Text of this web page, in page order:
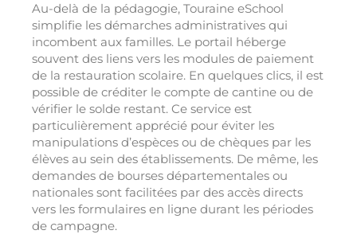
Au-delà de la pédagogie, Touraine eSchool
simplifie les démarches administratives qui
incombent aux familles. Le portail héberge
souvent des liens vers les modules de paiement
de la restauration scolaire. En quelques clics, il est
possible de créditer le compte de cantine ou de
vérifier le solde restant. Ce service est
particulièrement apprécié pour éviter les
manipulations d’espèces ou de chèques par les
élèves au sein des établissements. De même, les
demandes de bourses départementales ou
nationales sont facilitées par des accès directs
vers les formulaires en ligne durant les périodes
de campagne.